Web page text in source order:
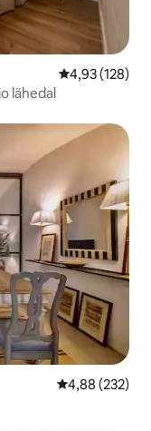
Keskmine
4,93 (128)
lähedal
Keskmine
4,88 (232)